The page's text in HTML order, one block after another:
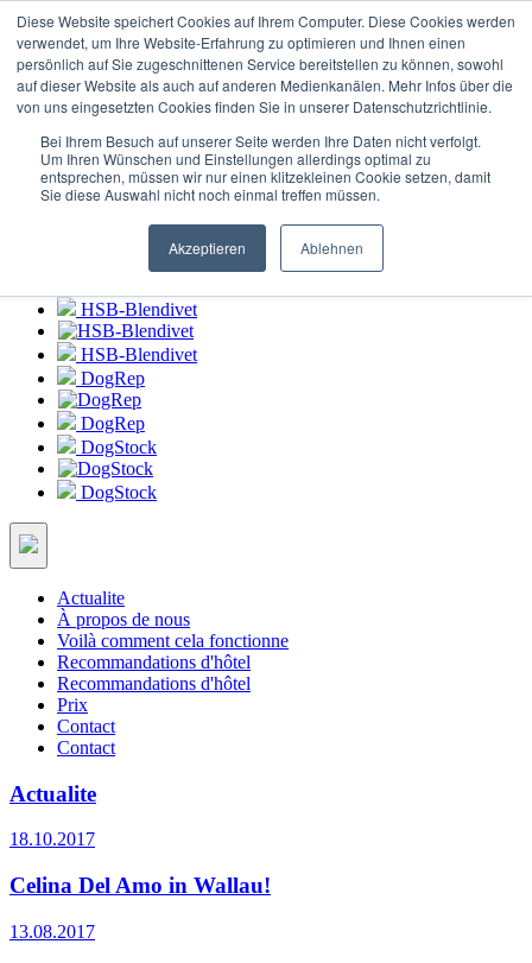
Diese Website speichert Cookies auf Ihrem Computer. Diese Cookies werden
verwendet, um Ihre Website-Erfahrung zu optimieren und Ihnen einen
persönlich auf Sie zugeschnittenen Service bereitstellen zu können, sowohl
auf dieser Website als auch auf anderen Medienkanälen. Mehr Infos über die
von uns eingesetzten Cookies finden Sie in unserer Datenschutzrichtlinie.
Bei Ihrem Besuch auf unserer Seite werden Ihre Daten nicht verfolgt.
Um Ihren Wünschen und Einstellungen allerdings optimal zu
entsprechen, müssen wir nur einen klitzekleinen Cookie setzen, damit
Sie diese Auswahl nicht noch einmal treffen müssen.
Akzeptieren Ablehnen
Connexion auportail HSB-Blendivet
HSB-Blendivet
DogRep
DogRep
DogStock
DogStock
HSB-Blendivet
HSB-Blendivet
DogRep
DogRep
DogStock
DogStock
Actualite
À propos de nous
Voilà comment cela fonctionne
Recommandations d'hôtel
Recommandations d'hôtel
Prix
Contact
Contact
Actualite
18.10.2017
Celina Del Amo in Wallau!
13.08.2017